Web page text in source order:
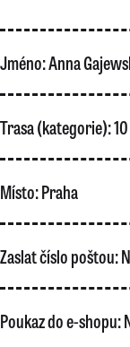
Jméno:Anna
Trasa (kategorie):
Místo:Praha
Zaslat číslo poštou:
Poukaz do e-shopu: